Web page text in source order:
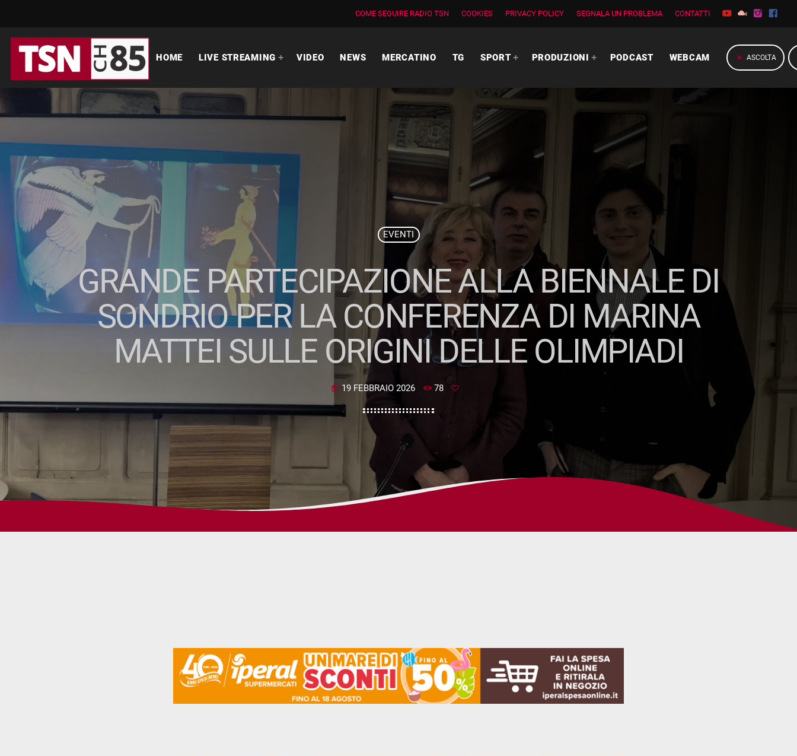
COME SEGUIRE RADIO TSN COOKIES PRIVACY POLICY SEGNALA UN PROBLEMA CONTATTI
HOME LIVE STREAMING VIDEO NEWS MERCATINO TG SPORT PRODUZIONI PODCAST WEBCAM play_arrow ASCOLTA
EVENTI
GRANDE PARTECIPAZIONE ALLA BIENNALE DI
SONDRIO PER LA CONFERENZA DI MARINA
MATTEI SULLE ORIGINI DELLE OLIMPIADI
today 19 FEBBRAIO 2026 78